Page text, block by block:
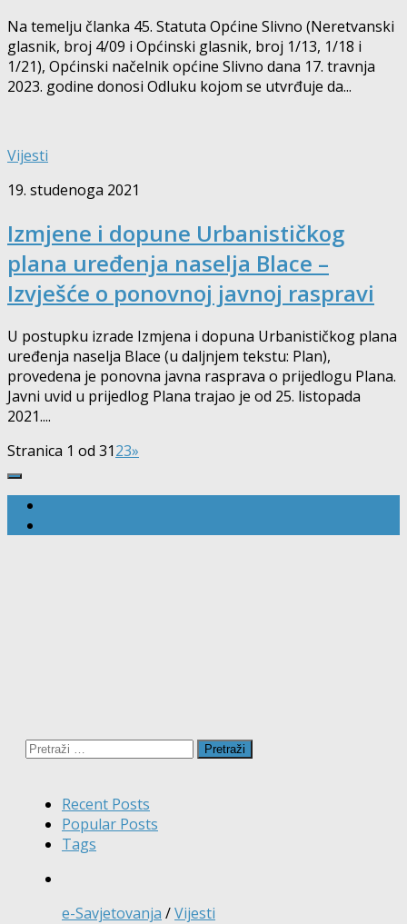
Na temelju članka 45. Statuta Općine Slivno (Neretvanski
glasnik, broj 4/09 i Općinski glasnik, broj 1/13, 1/18 i
1/21), Općinski načelnik općine Slivno dana 17. travnja
2023. godine donosi Odluku kojom se utvrđuje da...
Vijesti
19. studenoga 2021
Izmjene i dopune Urbanističkog
plana uređenja naselja Blace –
Izvješće o ponovnoj javnoj raspravi
U postupku izrade Izmjena i dopuna Urbanističkog plana
uređenja naselja Blace (u daljnjem tekstu: Plan),
provedena je ponovna javna rasprava o prijedlogu Plana.
Javni uvid u prijedlog Plana trajao je od 25. listopada
2021....
Stranica 1 od 3123»
Pretraži:
Recent Posts
Popular Posts
Tags
e-Savjetovanja /Vijesti